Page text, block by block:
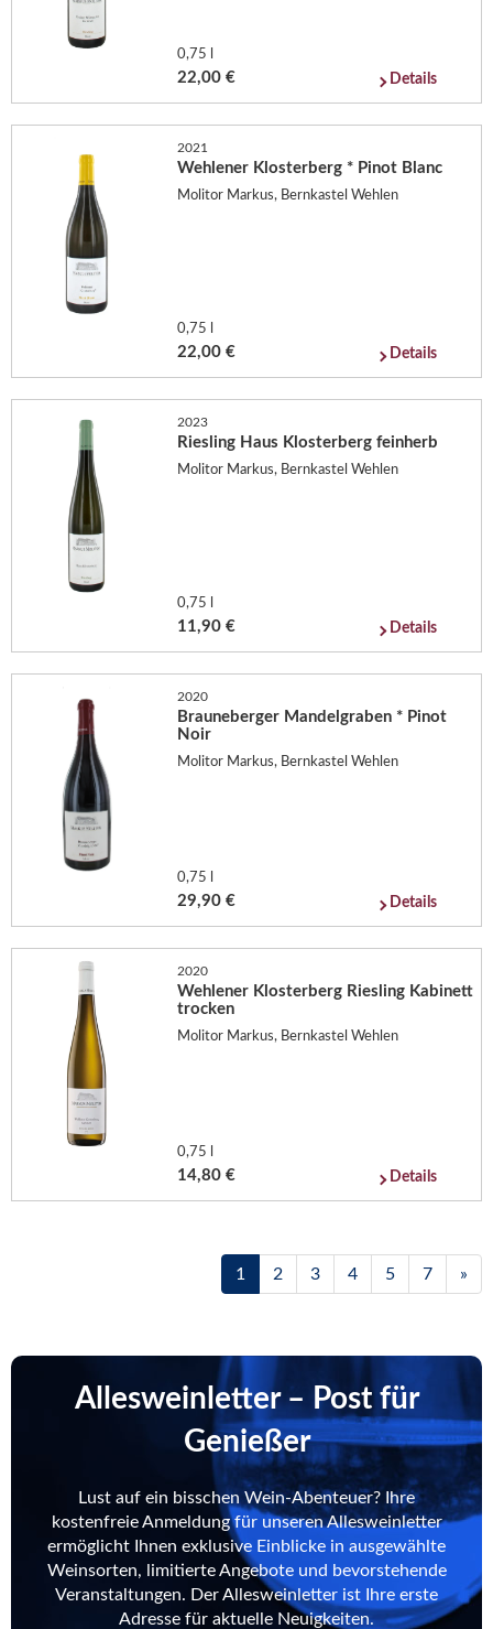
0,75 l
22,00 € Details
2021
Wehlener Klosterberg * Pinot Blanc
Molitor Markus, Bernkastel Wehlen
0,75 l
22,00 € Details
2023
Riesling Haus Klosterberg feinherb
Molitor Markus, Bernkastel Wehlen
0,75 l
11,90 € Details
2020
Brauneberger Mandelgraben * Pinot
Noir
Molitor Markus, Bernkastel Wehlen
0,75 l
29,90 € Details
2020
Wehlener Klosterberg Riesling Kabinett
trocken
Molitor Markus, Bernkastel Wehlen
0,75 l
14,80 € Details
1 2 3 4 5 7 »
Allesweinletter – Post für
Genießer
Lust auf ein bisschen Wein-Abenteuer? Ihre
kostenfreie Anmeldung für unseren Allesweinletter
ermöglicht Ihnen exklusive Einblicke in ausgewählte
Weinsorten, limitierte Angebote und bevorstehende
Veranstaltungen. Der Allesweinletter ist Ihre erste
Adresse für aktuelle Neuigkeiten.